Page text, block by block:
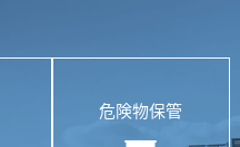
危険物保管